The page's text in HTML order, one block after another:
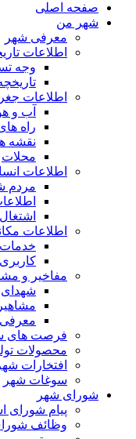
صفحه اصلی
شهر من
معرفی شهر
اطلاعات
وجه
اطلاعات
آب و
راه
نقشه
محلات
اطلاعات
مردم
اطلاعات
مفاخیر و
معرفی
فرصت های
محصولات
افتخارات شهر
سوغات شهر
شورای شهر
پیام شورای
وظائف